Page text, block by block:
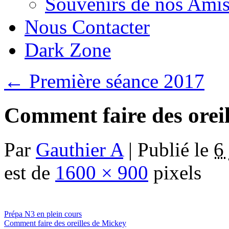
Nous Contacter
Dark Zone
← Première séance 2017
Comment faire des
Par Gauthier A | Publié le 6
est de 1600 × 900 pixels
Prépa N3 en plein cours
Comment faire des oreilles de Mickey